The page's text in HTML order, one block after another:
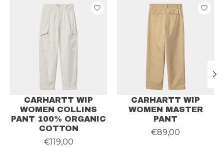
Articles du carrousel de produits
CARHARTT WIP
WOMEN COLLINS
PANT 100% ORGANIC
COTTON
€119,00
CARHARTT WIP
WOMEN MASTER
PANT
€89,00